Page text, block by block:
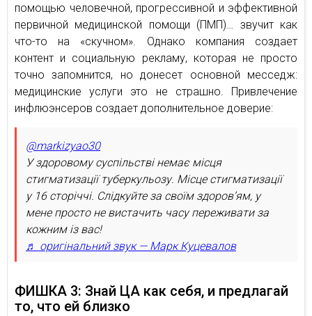
помощью человечной, прогрессивной и эффективной
первичной медицинской помощи (ПМП)… звучит как
что-то на «скучном». Однако компания создает
контент и социальную рекламу, которая не просто
точно запомнится, но донесет основной месседж:
медицинские услуги это не страшно. Привлечение
инфлюэнсеров создает дополнительное доверие:
@markizyao30
У здоровому суспільстві немає місця
стигматизації туберкульозу. Місце стигматизації
у 16 сторіччі. Слідкуйте за своїм здоров’ям, у
мене просто не вистачить часу переживати за
кожним із вас!
♬ оригінальний звук — Марк Куцевалов
ФИШКА 3: Знай ЦА как себя, и предлагай
то, что ей близко